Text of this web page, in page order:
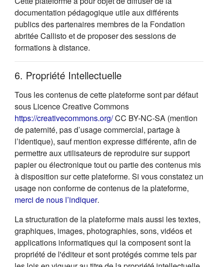
documentation pédagogique utile aux différents
publics des partenaires membres de la Fondation
abritée Callisto et de proposer des sessions de
formations à distance.
6. Propriété Intellectuelle
Tous les contenus de cette plateforme sont par défaut
sous Licence Creative Commons
https://creativecommons.org/(s'ouvre dans un nouvel
CC BY-NC-SA (mention
de paternité, pas d’usage commercial, partage à
l’identique), sauf mention expresse différente, afin de
permettre aux utilisateurs de reproduire sur support
papier ou électronique tout ou partie des contenus mis
à disposition sur cette plateforme. Si vous constatez un
usage non conforme de contenus de la plateforme,
merci de nous l’indiquer(s'ouvre dans un nouvel onglet)
.
La structuration de la plateforme mais aussi les textes,
graphiques, images, photographies, sons, vidéos et
applications informatiques qui la composent sont la
propriété de l'éditeur et sont protégés comme tels par